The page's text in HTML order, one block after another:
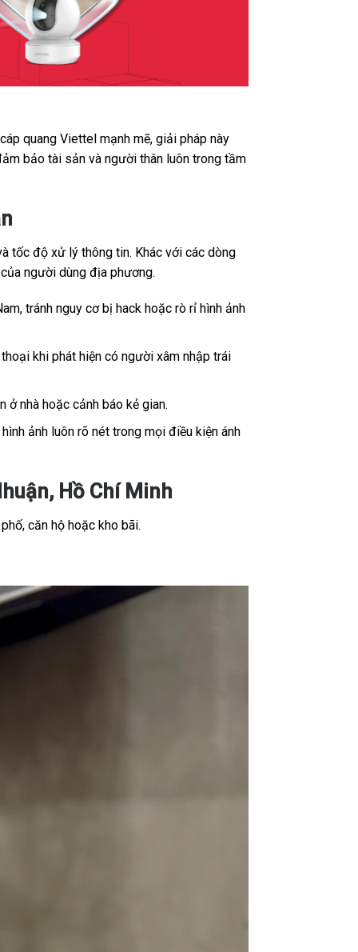
quang Viettel mạnh mẽ, giải pháp này
bảo tài sản và người thân luôn trong tầm
tốc độ xử lý thông tin. Khác với các dòng
người dùng địa phương.
tránh nguy cơ bị hack hoặc rò rỉ hình ảnh
khi phát hiện có người xâm nhập trái
nhà hoặc cảnh báo kẻ gian.
ảnh luôn rõ nét trong mọi điều kiện ánh
Hồ Chí Minh
căn hộ hoặc kho bãi.